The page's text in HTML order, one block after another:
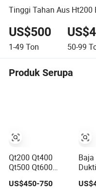
Tinggi Tahan Aus Ht200
US$500
1-49 Ton 50-99
Produk Serupa
Qt200 Qt400
Qt500 Qt600
Qt700 Qt800
Pemasok Batang
US$450-750
Abu